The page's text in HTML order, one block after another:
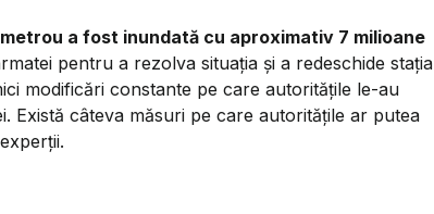
a fost inundată cu aproximativ 7 milioane
pentru a rezolva situația și a redeschide stația
modificări constante pe care autoritățile le-au
Există câteva măsuri pe care autoritățile ar putea